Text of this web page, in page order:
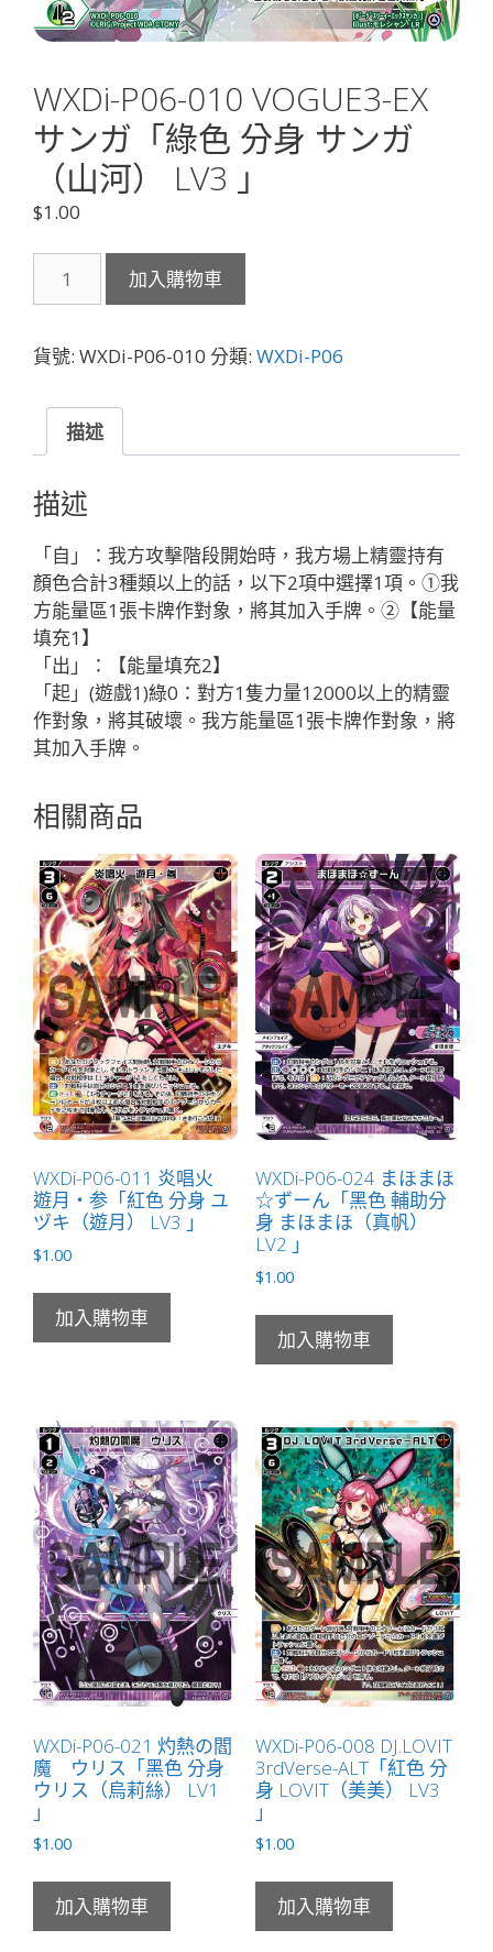
WXDi-P06-010 VOGUE3-EX
サンガ「綠色 分身 サンガ
（山河） LV3 」
$1.00
P06-
VOGUE3-
サ
ガ
「綠
色
分
身
サ
ン
ガ
（山
河）
LV3
」
量
加入購物車
貨號: WXDi-P06-010 分類: WXDi-P06
描述
描述
「自」：我方攻擊階段開始時，我方場上精靈持有
顏色合計3種類以上的話，以下2項中選擇1項。①我
方能量區1張卡牌作對象，將其加入手牌。②【能量
填充1】
「出」：【能量填充2】
「起」(遊戲1)綠0：對方1隻力量12000以上的精靈
作對象，將其破壞。我方能量區1張卡牌作對象，將
其加入手牌。
相關商品
WXDi-P06-011 炎唱火
遊月・参「紅色 分身 ユ
ヅキ（遊月） LV3 」
$1.00
加入購物車
WXDi-P06-024 まほまほ
☆ずーん「黑色 輔助分
身 まほまほ（真帆）
LV2 」
$1.00
加入購物車
WXDi-P06-021 灼熱の閻
魔 ウリス「黑色 分身
ウリス（烏莉絲） LV1
」
$1.00
加入購物車
WXDi-P06-008 DJ.LOVIT
3rdVerse-ALT「紅色 分
身 LOVIT（美美） LV3
」
$1.00
加入購物車